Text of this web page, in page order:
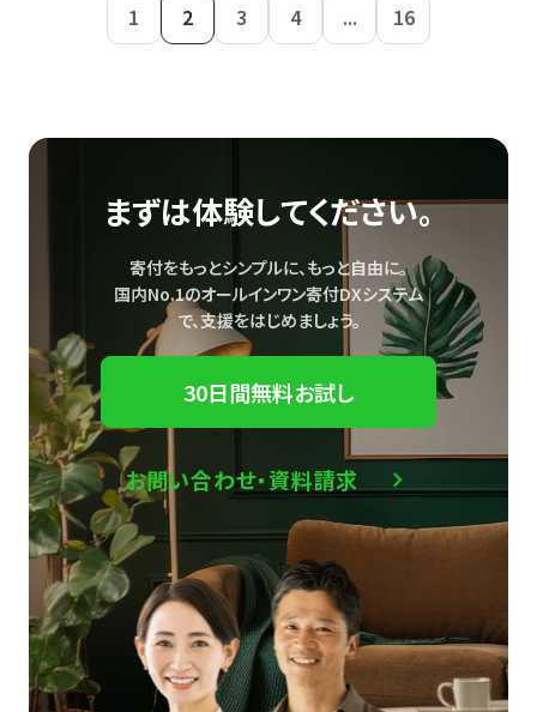
1 2 3 4 ... 16
まずは体験してください。
寄付をもっとシンプルに、もっと自由に。
国内No.1のオールインワン寄付DXシステム
で、支援をはじめましょう。
30日間無料お試し
お問い合わせ・資料請求